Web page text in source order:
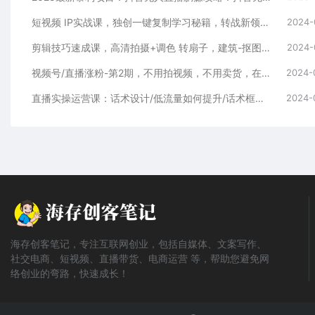
短视频 IP实战课，独创一键复制学习秘籍，转战新领域，月赚五万轻松行
剪辑技巧速成课，高清拍摄+调色 转扇子，建筑-抠图精通，新手秒变剪辑专家
视频号/直播涨粉-第2期，不用拍视频，不用卖货，在直播间做菜，就可以搞钱 2024-
直播实操运营课：话术设计/低流量如何提升/话术框架/全场燃爆/非常干货 2024-
海存创客笔记，专注互联网创业，包括自媒体、文案写作、
社交电商、短视频、直播带货、电商运营 等，帮助您避免网
络创业的弯路，快速成长！